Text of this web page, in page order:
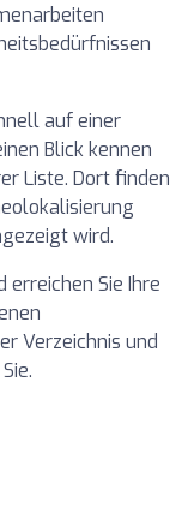
auf einer
Blick kennen
Liste. Dort finden
wird.
erreichen Sie Ihre
Verzeichnis und